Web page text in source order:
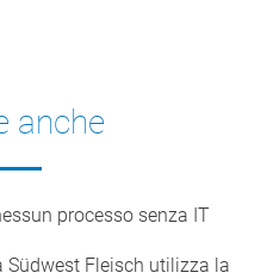
anche
processo senza IT
Südwest Fleisch utilizza la